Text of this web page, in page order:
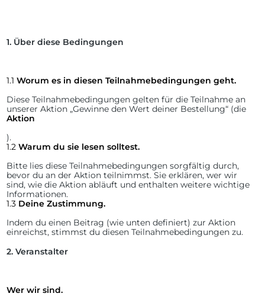
1. Über diese Bedingungen
1.1Worum es in diesen Teilnahmebedingungen geht.
Diese Teilnahmebedingungen gelten für die Teilnahme an
unserer Aktion „Gewinne den Wert deiner Bestellung“ (die
Aktion
).
1.2Warum du sie lesen solltest.
Bitte lies diese Teilnahmebedingungen sorgfältig durch,
bevor du an der Aktion teilnimmst. Sie erklären, wer wir
sind, wie die Aktion abläuft und enthalten weitere wichtige
Informationen.
1.3 Deine Zustimmung.
Indem du einen Beitrag (wie unten definiert) zur Aktion
einreichst, stimmst du diesen Teilnahmebedingungen zu.
2.Veranstalter
Wer wir sind.